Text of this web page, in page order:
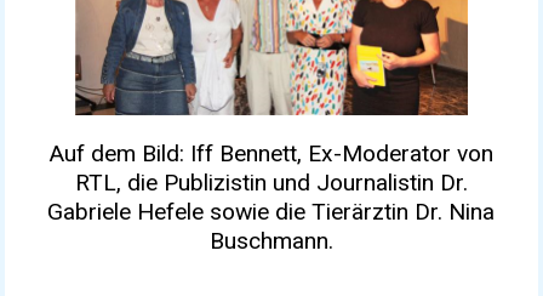
Auf dem Bild: Iff Bennett, Ex-Moderator von
RTL, die Publizistin und Journalistin Dr.
Gabriele Hefele sowie die Tierärztin Dr. Nina
Buschmann.